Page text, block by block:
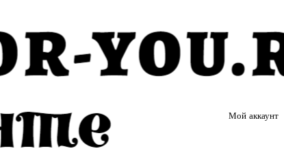
Мой аккаунт